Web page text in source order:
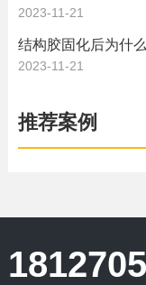
2023-11-21
结构胶固化后为什
2023-11-21
推荐案例